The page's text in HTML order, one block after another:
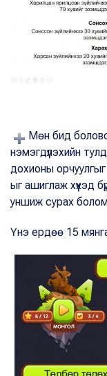
Мөн бид
нэмэгдүүлэхийн
дохионы
ыг ашиглаж хүүхэд
уншиж сурах
Үнэ ердөө 15